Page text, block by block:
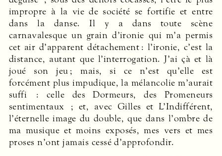
impropre à la vie de société se fortifie et entre
dans la danse. Il y a dans toute scène
carnavalesque un grain d’ironie qui m’a permis
cet air d’apparent détachement : l’ironie, c’est la
distance, autant que l’interrogation. J’ai çà et là
joué son jeu ; mais, si ce n’est qu’elle est
forcément plus impudique, la mélancolie m’aurait
suffi : celle des Dormeurs, des Promeneurs
sentimentaux ; et, avec Gilles et L’Indifférent,
l’éternelle image du double, que dans ­l’ombre de
ma musique et moins exposés, mes vers et mes
proses n’ont jamais cessé d’approfondir.